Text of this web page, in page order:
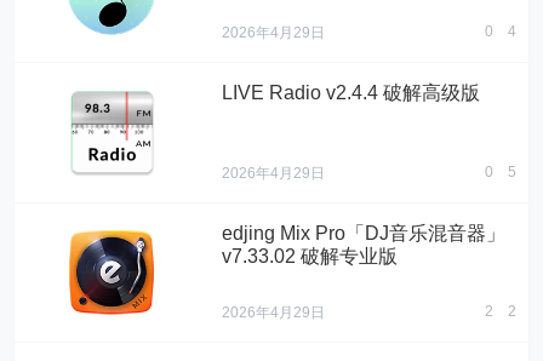
2026年4月29日 0 4
LIVE Radio v2.4.4 破解高级版
2026年4月29日 0 5
edjing Mix Pro「DJ音乐混音器」
v7.33.02 破解专业版
2026年4月29日 2 2